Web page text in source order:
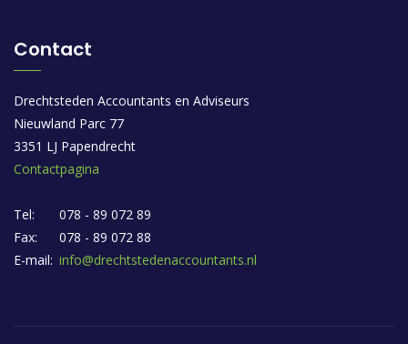
Contact
Drechtsteden Accountants en Adviseurs
Nieuwland Parc 77
3351 LJ Papendrecht
Contactpagina
Tel:
078 - 89 072 89
Fax:
078 - 89 072 88
E-mail: info@drechtstedenaccountants.nl